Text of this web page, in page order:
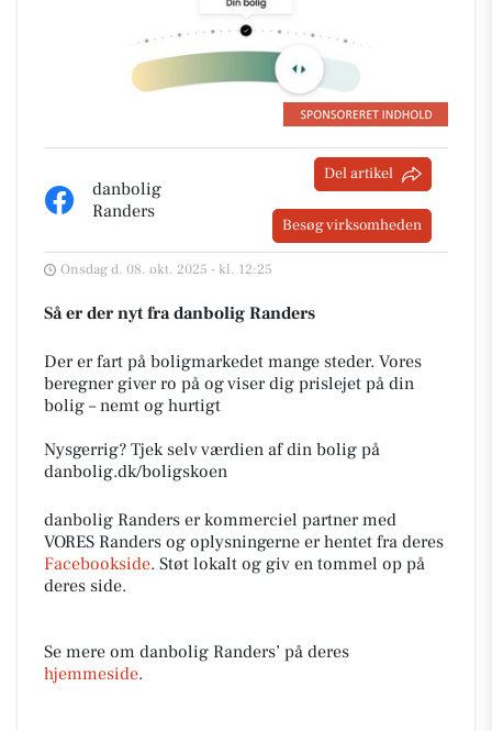
danbolig
Randers
Del artikel
Besøg virksomheden
Onsdag d. 08. okt. 2025 - kl. 12:25
Så er der nyt fra danbolig Randers
Der er fart på boligmarkedet mange steder. Vores
beregner giver ro på og viser dig prislejet på din
bolig – nemt og hurtigt
Nysgerrig? Tjek selv værdien af din bolig på
danbolig.dk/boligskoen
danbolig Randers er kommerciel partner med
VORES Randers og oplysningerne er hentet fra deres
Facebookside. Støt lokalt og giv en tommel op på
deres side.
Se mere om danbolig Randers’ på deres
hjemmeside.